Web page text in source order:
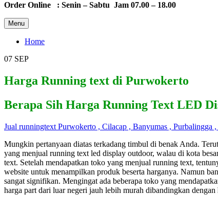
Order Online : Senin – Sabtu Jam 07.00 – 18.00
Menu Lompat
ke
konten
Home
07 SEP
Harga Running text di Purwokerto
Berapa Sih Harga Running Text LED
Jual runningtext Purwokerto , Cilacap , Banyumas ,
Mungkin pertanyaan diatas terkadang timbul di benak Anda.
yang menjual running text led display outdoor, walau di kota
text. Setelah mendapatkan toko yang menjual running text,
website untuk menampilkan produk beserta harganya. Namun
sangat signifikan. Mengingat ada beberapa toko yang
harga part dari luar negeri jauh lebih murah dibandingkan